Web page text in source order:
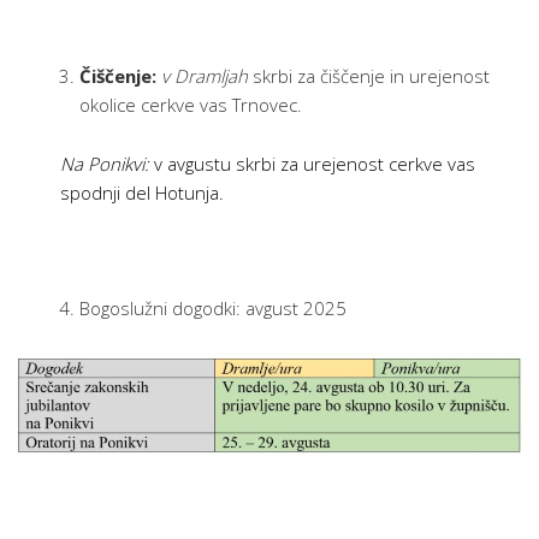
Čiščenje: v Dramljah skrbi za čiščenje in urejenost
okolice cerkve vas Trnovec.
Na Ponikvi:v avgustu skrbi za urejenost cerkve vas
spodnji del Hotunja.
Bogoslužni dogodki: avgust 2025